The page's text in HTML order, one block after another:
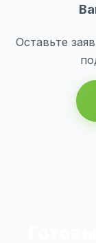
Оставьте